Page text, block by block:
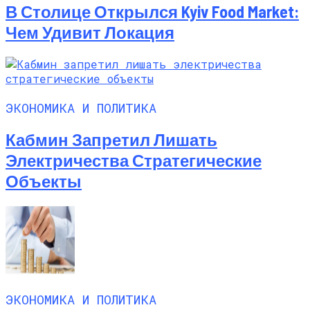
В Столице Открылся Kyiv Food Market:
Чем Удивит Локация
ЭКОНОМИКА И ПОЛИТИКА
Кабмин Запретил Лишать
Электричества Стратегические
Объекты
ЭКОНОМИКА И ПОЛИТИКА